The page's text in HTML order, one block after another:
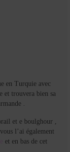
en Turquie avec
et trouvera bien sa
.
et e boulghour ,
l’ai également
et en bas de cet